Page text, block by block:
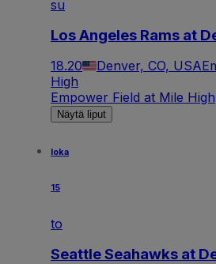
su
Los Angeles Rams at
18.20 Denver, CO, USA
High
Empower Field at Mile High
Näytä liput
loka
15
to
Seattle Seahawks at